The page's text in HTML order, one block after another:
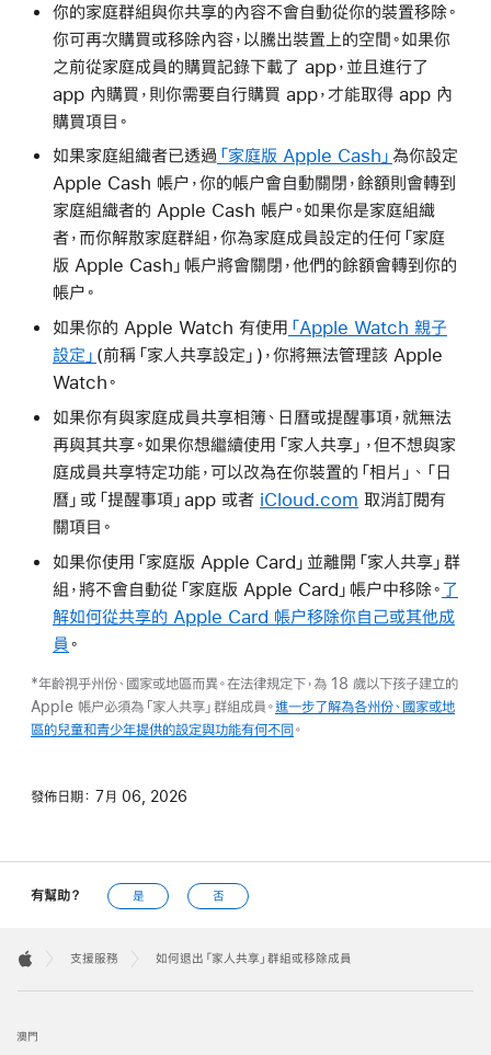
你的家庭群組與你共享的內容不會自動從你的裝置移除。
你可再次購買或移除內容，以騰出裝置上的空間。如果你
之前從家庭成員的購買記錄下載了 app，並且進行了
app 內購買，則你需要自行購買 app，才能取得 app 內
購買項目。
如果家庭組織者已透過 「家庭版 Apple Cash」 為你設定
Apple Cash 帳户，你的帳户會自動關閉，餘額則會轉到
家庭組織者的 Apple Cash 帳户。如果你是家庭組織
者，而你解散家庭群組，你為家庭成員設定的任何「家庭
版 Apple Cash」帳户將會關閉，他們的餘額會轉到你的
帳户。
如果你的 Apple Watch 有使用 「Apple Watch 親子
設定」 (前稱「家人共享設定」)，你將無法管理該 Apple
Watch。
如果你有與家庭成員共享相簿、日曆或提醒事項，就無法
再與其共享。如果你想繼續使用「家人共享」，但不想與家
庭成員共享特定功能，可以改為在你裝置的「相片」、「日
曆」或「提醒事項」app 或者 iCloud.com 取消訂閱有
關項目。
如果你使用「家庭版 Apple Card」並離開「家人共享」群
組，將不會自動從「家庭版 Apple Card」帳户中移除。了
解如何從共享的 Apple Card 帳户移除你自己或其他成
員 。
*年齡視乎州份、國家或地區而異。在法律規定下，為 18 歲以下孩子建立的
Apple 帳户必須為「家人共享」群組成員。進一步了解為各州份、國家或地
區的兒童和青少年提供的設定與功能有何不同。
發佈日期： 7月 06, 2026
有幫助？ 是 否
Footer

支援服務 如何退出「家人共享」群組或移除成員
澳門